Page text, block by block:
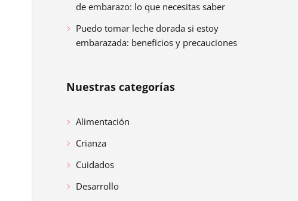
de embarazo: lo que necesitas saber
Puedo tomar leche dorada si estoy
embarazada: beneficios y precauciones
Nuestras categorías
Alimentación
Crianza
Cuidados
Desarrollo